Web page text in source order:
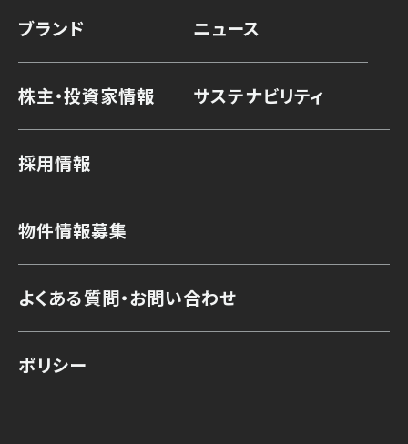
ブランド ニュース
株主・投資家情報 サステナビリティ
採用情報
物件情報募集
よくある質問・お問い合わせ
ポリシー